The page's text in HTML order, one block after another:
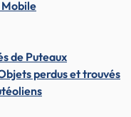
de Puteaux
perdus et trouvés